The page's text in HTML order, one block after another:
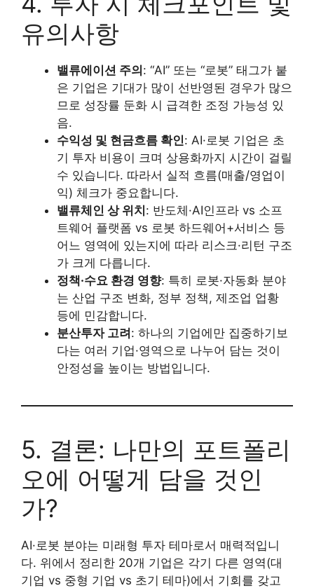
유의사항
밸류에이션 주의 : “AI” 또는 “로봇” 태그가 붙
은 기업은 기대가 많이 선반영된 경우가 많으
므로 성장률 둔화 시 급격한 조정 가능성 있
음.
수익성 및 현금흐름 확인: AI·로봇 기업은 초
기 투자 비용이 크며 상용화까지 시간이 걸릴
수 있습니다. 따라서 실적 흐름(매출/영업이
익) 체크가 중요합니다.
밸류체인 상 위치 : 반도체·AI인프라 vs 소프
트웨어 플랫폼 vs 로봇 하드웨어+서비스 등
어느 영역에 있는지에 따라 리스크·리턴 구조
가 크게 다릅니다.
정책·수요 환경 영향: 특히 로봇·자동화 분야
는 산업 구조 변화, 정부 정책, 제조업 업황
등에 민감합니다.
분산투자 고려 : 하나의 기업에만 집중하기보
다는 여러 기업·영역으로 나누어 담는 것이
안정성을 높이는 방법입니다.
5. 결론: 나만의 포트폴리
오에 어떻게 담을 것인
가?
AI·로봇 분야는 미래형 투자 테마로서 매력적입니
다. 위에서 정리한 20개 기업은 각기 다른 영역(대
기업 vs 중형 기업 vs 초기 테마)에서 기회를 갖고